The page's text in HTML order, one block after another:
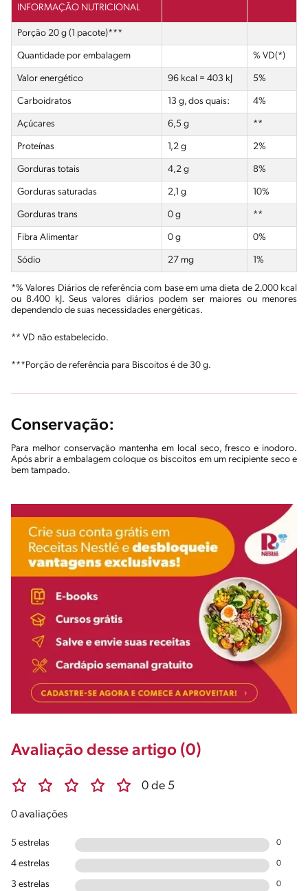
INFORMAÇÃO NUTRICIONAL
Porção 20 g (1 pacote)***
Quantidade por embalagem % VD(*)
Valor energético 96 kcal = 403 kJ 5%
Carboidratos 13 g, dos quais: 4%
Açúcares 6,5 g **
Proteínas 1,2 g 2%
Gorduras totais 4,2 g 8%
Gorduras saturadas 2,1 g 10%
Gorduras trans 0 g **
Fibra Alimentar 0 g 0%
Sódio 27 mg 1%
*% Valores Diários de referência com base em uma dieta de 2.000 kcal
ou 8.400 kJ. Seus valores diários podem ser maiores ou menores
dependendo de suas necessidades energéticas.
** VD não estabelecido.
***Porção de referência para Biscoitos é de 30 g.
Conservação:
Para melhor conservação mantenha em local seco, fresco e inodoro.
Após abrir a embalagem coloque os biscoitos em um recipiente seco e
bem tampado.
Avaliação desse artigo (0)
0 de 5
0 avaliações
5 estrelas 0
4 estrelas 0
3 estrelas 0